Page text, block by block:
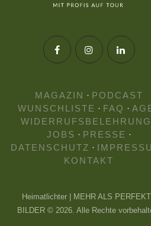
MAGAZIN · PODCAST
WUNSCHLISTE · FAQ ·
WIDERRUFSBELEHRUNG
JOBS · PRESSE ·
DATENSCHUTZ ·
KONTAKT
Heimatlichter | MEHR ALS
BILDER © 2026. Alle Rechte